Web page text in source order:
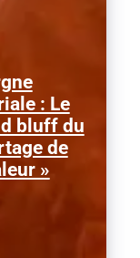
: Le
bluff du
de
»
l'inflation et la
aux profits
le pouvoir
la loi « partage